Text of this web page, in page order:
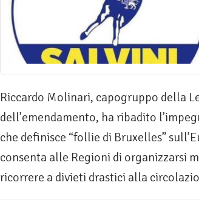
Riccardo Molinari, capogruppo della
dell’emendamento, ha ribadito
che definisce “follie di Bruxelles”
consenta alle Regioni di organizzarsi
ricorrere a divieti drastici alla